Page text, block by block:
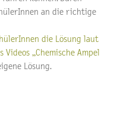
an die richtige
die Lösung laut
„Chemische Ampel
Lösung.